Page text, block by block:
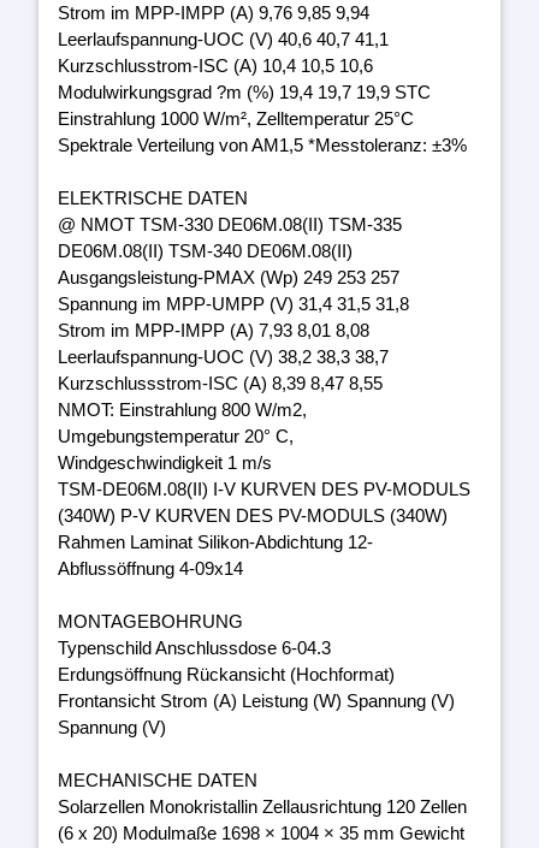
Strom im MPP-IMPP (A) 9,76 9,85 9,94
Leerlaufspannung-UOC (V) 40,6 40,7 41,1
Kurzschlusstrom-ISC (A) 10,4 10,5 10,6
Modulwirkungsgrad ?m (%) 19,4 19,7 19,9 STC
Einstrahlung 1000 W/m², Zelltemperatur 25°C
Spektrale Verteilung von AM1,5 *Messtoleranz: ±3%
ELEKTRISCHE DATEN
@ NMOT TSM-330 DE06M.08(II) TSM-335
DE06M.08(II) TSM-340 DE06M.08(II)
Ausgangsleistung-PMAX (Wp) 249 253 257
Spannung im MPP-UMPP (V) 31,4 31,5 31,8
Strom im MPP-IMPP (A) 7,93 8,01 8,08
Leerlaufspannung-UOC (V) 38,2 38,3 38,7
Kurzschlussstrom-ISC (A) 8,39 8,47 8,55
NMOT: Einstrahlung 800 W/m2,
Umgebungstemperatur 20° C,
Windgeschwindigkeit 1 m/s
TSM-DE06M.08(II) I-V KURVEN DES PV-MODULS
(340W) P-V KURVEN DES PV-MODULS (340W)
Rahmen Laminat Silikon-Abdichtung 12-
Abflussöffnung 4-09x14
MONTAGEBOHRUNG
Typenschild Anschlussdose 6-04.3
Erdungsöffnung Rückansicht (Hochformat)
Frontansicht Strom (A) Leistung (W) Spannung (V)
Spannung (V)
MECHANISCHE DATEN
Solarzellen Monokristallin Zellausrichtung 120 Zellen
(6 x 20) Modulmaße 1698 × 1004 × 35 mm Gewicht